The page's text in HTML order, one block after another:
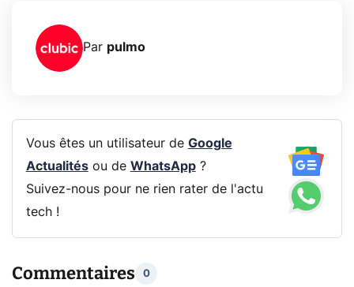
Par pulmo
Vous êtes un utilisateur de Google
Actualitésou de WhatsApp?
Suivez-nous pour ne rien rater de l'actu
tech !
Commentaires 0